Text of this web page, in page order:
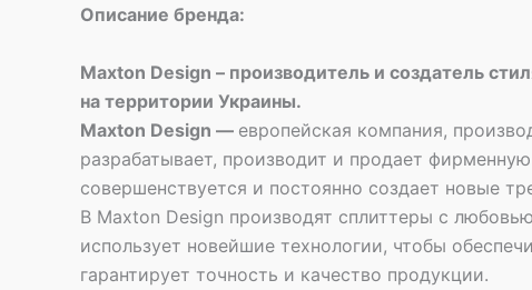
Описание бренда:
Maxton Design – производитель и создатель
на территории Украины.
Maxton Design — европейская компания,
разрабатывает, производит и продает
совершенствуется и постоянно создает новые
В Maxton Design производят сплиттеры с
использует новейшие технологии, чтобы
гарантирует точность и качество продукции.